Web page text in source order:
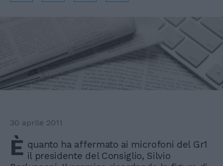
30 aprile 2011
È quanto ha affermato ai microfoni del Gr1
il presidente del Consiglio, Silvio